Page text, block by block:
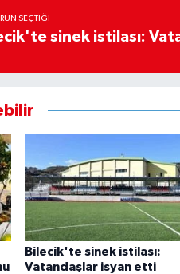
SEÇTIĞI
sinek istilası:
Bilecik'te sinek istilası:
Vatandaşlar isyan etti